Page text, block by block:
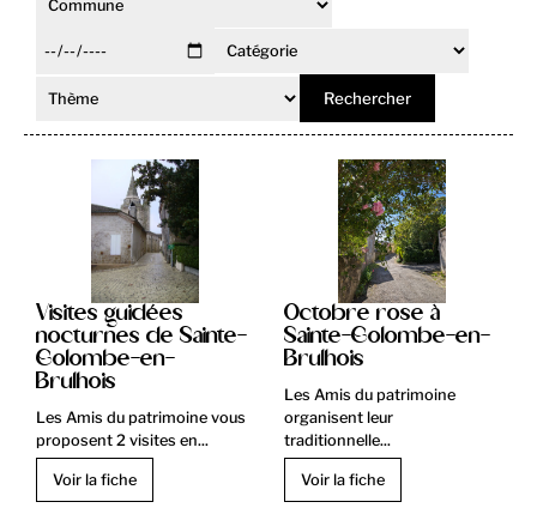
Rechercher
Visites guidées
nocturnes de Sainte-
Colombe-en-
Brulhois
Les Amis du patrimoine vous
proposent 2 visites en...
Voir la fiche
Octobre rose à
Sainte-Colombe-en-
Brulhois
Les Amis du patrimoine
organisent leur
traditionnelle...
Voir la fiche